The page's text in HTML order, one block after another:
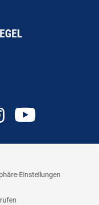
Einstellungen